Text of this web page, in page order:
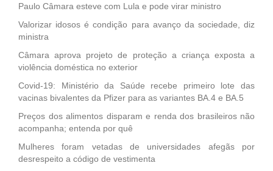
Paulo Câmara esteve com Lula e pode virar ministro
Valorizar idosos é condição para avanço da sociedade, diz
ministra
Câmara aprova projeto de proteção a criança exposta a
violência doméstica no exterior
Covid-19: Ministério da Saúde recebe primeiro lote das
vacinas bivalentes da Pfizer para as variantes BA.4 e BA.5
Preços dos alimentos disparam e renda dos brasileiros não
acompanha; entenda por quê
Mulheres foram vetadas de universidades afegãs por
desrespeito a código de vestimenta